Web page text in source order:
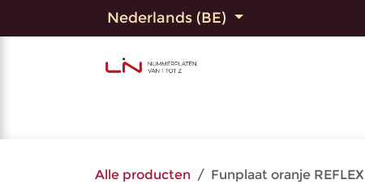
Overslaan naar inhoud
Nederlands (BE)
Alle producten Funplaat oranje REFLEX